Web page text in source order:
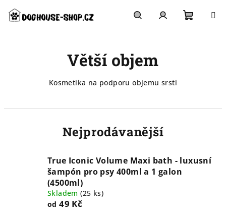
obsah
Větší objem
Kosmetika na podporu objemu srsti
Nejprodávanější
True Iconic Volume Maxi bath - luxusní
šampón pro psy 400ml a 1 galon
(4500ml)
Skladem(25 ks)
od 49 Kč